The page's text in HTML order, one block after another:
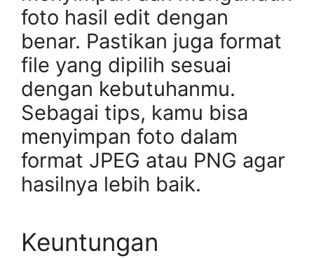
foto hasil edit dengan
benar. Pastikan juga format
file yang dipilih sesuai
dengan kebutuhanmu.
Sebagai tips, kamu bisa
menyimpan foto dalam
format JPEG atau PNG agar
hasilnya lebih baik.
Keuntungan